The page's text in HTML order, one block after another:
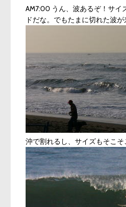
AM7:00 うん、波あるぞ！サイ
ドだな。でもたまに切れた波
沖で割れるし、サイズもそこ